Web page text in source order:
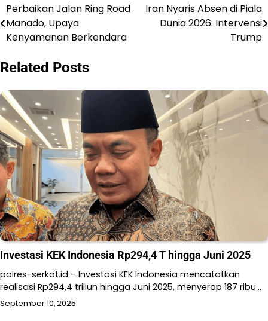
Navigasi
pos
Perbaikan Jalan Ring Road
Manado, Upaya
Kenyamanan Berkendara
Iran Nyaris Absen di Piala
Dunia 2026: Intervensi
Trump
Related Posts
Investasi KEK Indonesia Rp294,4 T hingga Juni 2025
polres-serkot.id – Investasi KEK Indonesia mencatatkan
realisasi Rp294,4 triliun hingga Juni 2025, menyerap 187 ribu…
September 10, 2025